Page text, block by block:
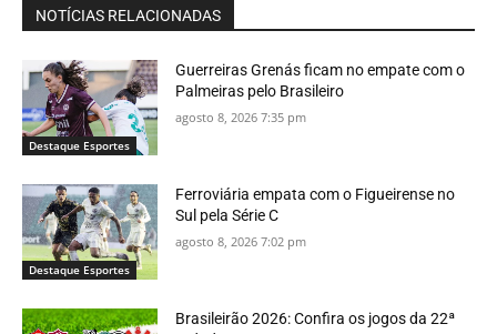
NOTÍCIAS RELACIONADAS
Destaque Esportes
Guerreiras Grenás ficam no empate com o
Palmeiras pelo Brasileiro
agosto 8, 2026 7:35 pm
Destaque Esportes
Ferroviária empata com o Figueirense no
Sul pela Série C
agosto 8, 2026 7:02 pm
Brasileirão 2026: Confira os jogos da 22ª